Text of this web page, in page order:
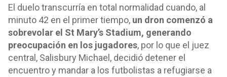
El duelo transcurría en total normalidad cuando, al
minuto 42 en el primer tiempo, un dron comenzó a
sobrevolar el St Mary’s Stadium, generando
preocupación en los jugadores, por lo que el juez
central, Salisbury Michael, decidió detener el
encuentro y mandar a los futbolistas a refugiarse a